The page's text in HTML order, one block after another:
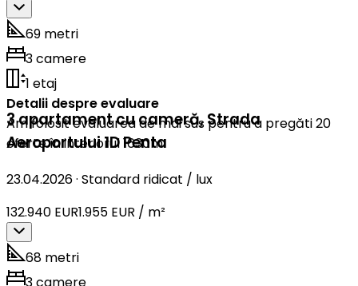
69 metri
3 camere
1 etaj
Detalii despre evaluare
Am folosit evaluarea de mai sus pentru a pregăti 20
oferte în interiorul 1630m.
3 apartament cu cameră,Strada
Aeroportului 1D Penta
23.04.2026· Standard ridicat / lux
132.940 EUR1.955 EUR / m²
68 metri